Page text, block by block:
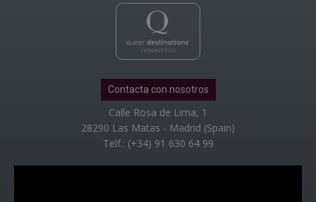
Contacta con nosotros
Calle Rosa de Lima, 1
28290 Las Matas - Madrid (Spain)
Telf.: (+34) 91 630 64 99